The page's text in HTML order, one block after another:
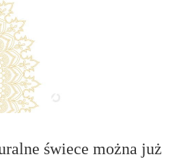
świece można już